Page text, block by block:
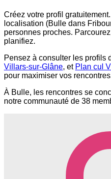
Créez votre profil
localisation (Bulle dans
personnes proches.
planifiez.
Pensez à consulter les profils
Villars-sur-Glâne, et Plan cul
pour maximiser vos
À Bulle, les rencontres se
notre communauté de 38